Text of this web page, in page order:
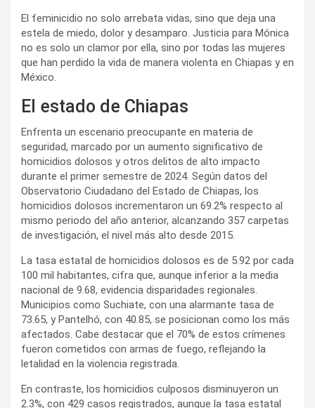
El feminicidio no solo arrebata vidas, sino que deja una
estela de miedo, dolor y desamparo. Justicia para Mónica
no es solo un clamor por ella, sino por todas las mujeres
que han perdido la vida de manera violenta en Chiapas y en
México.
El estado de Chiapas
Enfrenta un escenario preocupante en materia de
seguridad, marcado por un aumento significativo de
homicidios dolosos y otros delitos de alto impacto
durante el primer semestre de 2024. Según datos del
Observatorio Ciudadano del Estado de Chiapas, los
homicidios dolosos incrementaron un 69.2% respecto al
mismo periodo del año anterior, alcanzando 357 carpetas
de investigación, el nivel más alto desde 2015.
La tasa estatal de homicidios dolosos es de 5.92 por cada
100 mil habitantes, cifra que, aunque inferior a la media
nacional de 9.68, evidencia disparidades regionales.
Municipios como Suchiate, con una alarmante tasa de
73.65, y Pantelhó, con 40.85, se posicionan como los más
afectados. Cabe destacar que el 70% de estos crímenes
fueron cometidos con armas de fuego, reflejando la
letalidad en la violencia registrada.
En contraste, los homicidios culposos disminuyeron un
2.3%, con 429 casos registrados, aunque la tasa estatal